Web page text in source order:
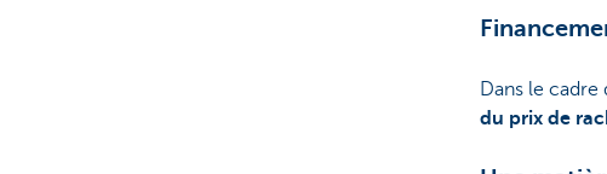
Dans le
du prix de